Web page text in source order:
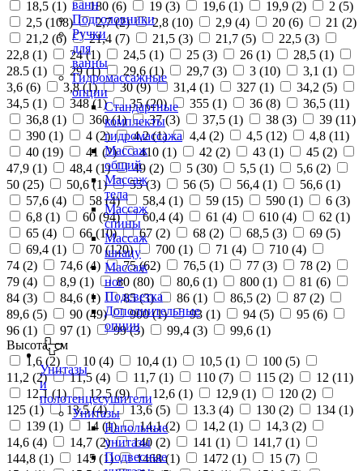
ванн
Подголовники
Ручки
для
ванны
Гидромассажные
опции
Стандартные
комплекты
гидромассажа
Массаж
общий
Массаж
тела
Массаж
спины
Массаж
шиацу
Массаж
ног
Подсветка
Дополнительные
опции
Унитазы
и
полотенцесушители
Унитазы
Напольные
унитазы
Подвесные
18,5 (1) 180 (6) 19 (3) 19,6 (1) 19,9 (2) 2 (5)
2,5 (108) 2,7 (2) 2,8 (10) 2,9 (4) 20 (6) 21 (2)
21,2 (6) 21,4 (7) 21,5 (3) 21,7 (5) 22,5 (3)
22,8 (1) 24 (1) 24,5 (1) 25 (3) 26 (1) 28,5 (1)
28.5 (1) 29 (1) 29,6 (1) 29,7 (3) 3 (10) 3,1 (1)
3,6 (6) 3,8 (1) 30 (9) 31,4 (1) 327 (1) 34,2 (5)
34,5 (1) 348 (1) 35 (20) 355 (1) 36 (8) 36,5 (11)
36,8 (1) 360 (1) 37 (3) 37,5 (1) 38 (3) 39 (11)
390 (1) 4 (2) 4,2 (1) 4,4 (2) 4,5 (12) 4,8 (11)
40 (19) 41 (2) 410 (1) 42 (2) 43 (1) 45 (2)
47,9 (1) 48,4 (1) 49 (2) 5 (30) 5,5 (1) 5,6 (2)
50 (25) 50,6 (1) 55 (3) 56 (5) 56,4 (1) 56,6 (1)
57,6 (4) 58 (4) 58,4 (1) 59 (15) 590 (1) 6 (3)
6,8 (1) 60 (94) 60,4 (4) 61 (4) 610 (4) 62 (1)
65 (4) 66 (10) 67 (2) 68 (2) 68,5 (3) 69 (5)
69,4 (1) 70 (120) 700 (1) 71 (4) 710 (4)
74 (2) 74,6 (4) 75 (62) 76,5 (1) 77 (3) 78 (2)
79 (4) 8,9 (1) 80 (80) 80,6 (1) 800 (1) 81 (6)
84 (3) 84,6 (1) 85 (3) 86 (1) 86,5 (2) 87 (2)
89,6 (5) 90 (49) 900 (1) 93 (1) 94 (5) 95 (6)
96 (1) 97 (1) 99 (3) 99,4 (3) 99,6 (1)
Высота, см
1,6 (2) 10 (4) 10,4 (1) 10,5 (1) 100 (5)
11,2 (2) 11,5 (4) 11,7 (1) 110 (7) 115 (2) 12 (11)
12,1 (1) 12,5 (9) 12,6 (1) 12,9 (1) 120 (2)
125 (1) 13,5 (4) 13,6 (5) 13.3 (4) 130 (2) 134 (1)
139 (1) 14 (1) 14,1 (2) 14,2 (1) 14,3 (2)
14,6 (4) 14,7 (2) 140 (2) 141 (1) 141,7 (1)
144,8 (1) 145 (1) 1468 (1) 1472 (1) 15 (7)